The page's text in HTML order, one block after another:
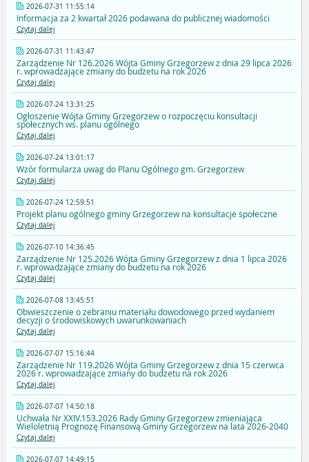
2026-07-31 11:55:14
Informacja za 2 kwartał 2026 podawana do publicznej wiadomości
Czytaj dalej
2026-07-31 11:43:47
Zarządzenie Nr 126.2026 Wójta Gminy Grzegorzew z dnia 29 lipca 2026
r. wprowadzające zmiany do budżetu na rok 2026
Czytaj dalej
2026-07-24 13:31:25
Ogłoszenie Wójta Gminy Grzegorzew o rozpoczęciu konsultacji
społecznych ws. planu ogólnego
Czytaj dalej
2026-07-24 13:01:17
Wzór formularza uwag do Planu Ogólnego gm. Grzegorzew
Czytaj dalej
2026-07-24 12:59:51
Projekt planu ogólnego gminy Grzegorzew na konsultacje społeczne
Czytaj dalej
2026-07-10 14:36:45
Zarządzenie Nr 125.2026 Wójta Gminy Grzegorzew z dnia 1 lipca 2026
r. wprowadzające zmiany do budżetu na rok 2026
Czytaj dalej
2026-07-08 13:45:51
Obwieszczenie o zebraniu materiału dowodowego przed wydaniem
decyzji o środowiskowych uwarunkowaniach
Czytaj dalej
2026-07-07 15:16:44
Zarządzenie Nr 119.2026 Wójta Gminy Grzegorzew z dnia 15 czerwca
2026 r. wprowadzające zmiany do budżetu na rok 2026
Czytaj dalej
2026-07-07 14:50:18
Uchwała Nr XXIV.153.2026 Rady Gminy Grzegorzew zmieniająca
Wieloletnią Prognozę Finansową Gminy Grzegorzew na lata 2026-2040
Czytaj dalej
2026-07-07 14:49:15